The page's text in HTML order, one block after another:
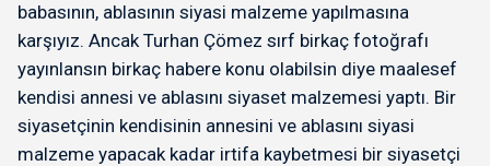
babasının, ablasının siyasi malzeme yapılmasına
karşıyız. Ancak Turhan Çömez sırf birkaç fotoğrafı
yayınlansın birkaç habere konu olabilsin diye maalesef
kendisi annesi ve ablasını siyaset malzemesi yaptı. Bir
siyasetçinin kendisinin annesini ve ablasını siyasi
malzeme yapacak kadar irtifa kaybetmesi bir siyasetçi